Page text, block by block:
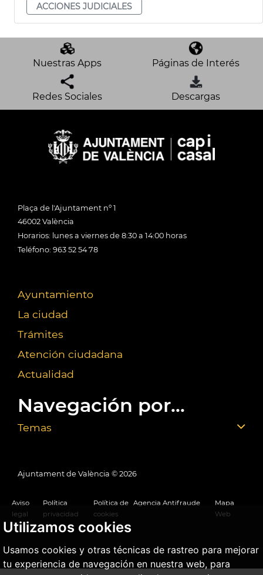
Utilizamos cookies
Usamos cookies y otras técnicas de rastreo para mejorar
tu experiencia de navegación en nuestra web, para
ACCIONES JUDICIALES
Nuestras Apps Páginas de Interés
Redes Sociales Descargas
Plaça de l'Ajuntament nº 1
46002 València
Horarios: lunes a viernes de 8:30 a 14:00 horas
Teléfono: 963 52 54 78
Ayuntamiento
La ciudad
Trámites
Atención ciudadana
Actualidad
Navegación por...
Temas
Ajuntament de València © 2026
Aviso
legal
Política
privacidad
Política de
cookies
Agencia Antifraude
Mapa
Web